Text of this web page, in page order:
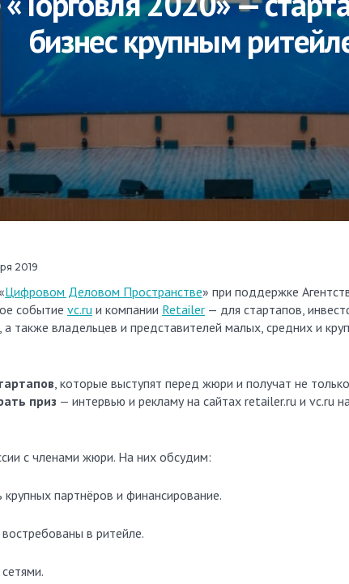
бизнес крупным
2019
Цифровом Деловом Пространстве» при поддержке
событие vc.ru и компании Retailer — для стартапов,
также владельцев и представителей малых, средних и
, которые выступят перед жюри и получат не
приз — интервью и рекламу на сайтах retailer.ru и vc.ru на
с членами жюри. На них обсудим:
партнёров и финансирование.
в ритейле.